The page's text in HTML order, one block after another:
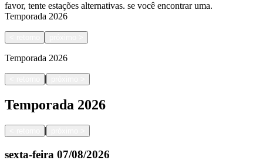
favor, tente estações alternativas. se você encontrar uma.
Temporada 2026
Temporada 2026
|
Temporada 2026
|
sexta-feira 07/08/2026